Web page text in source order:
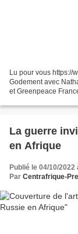
Lu pour vous https://
Godement avec
et Greenpeace
La guerre
en Afrique
Publié le 04/10/2022
Par Centrafrique-